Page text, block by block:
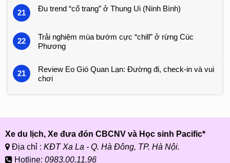
21 Đu trend “cổ trang” ở Thung Ui (Ninh Bình)
22
Trải nghiệm mùa bướm cực “chill” ở rừng Cúc
Phương
21
Review Eo Gió Quan Lạn: Đường đi, check-in và vui
chơi
Xe du lịch, Xe đưa đón CBCNV và Học sinh Pacific*
Địa chỉ : KĐT Xa La - Q. Hà Đông, TP. Hà Nội.
Hotline: 0983.00.11.96